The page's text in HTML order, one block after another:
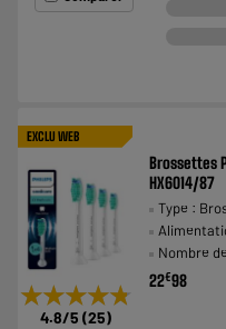
EXCLU WEB
★★★★★
★★★★★
4.8/5 (25)
Brossettes
HX6014/87
Type :
Nombre
22€98